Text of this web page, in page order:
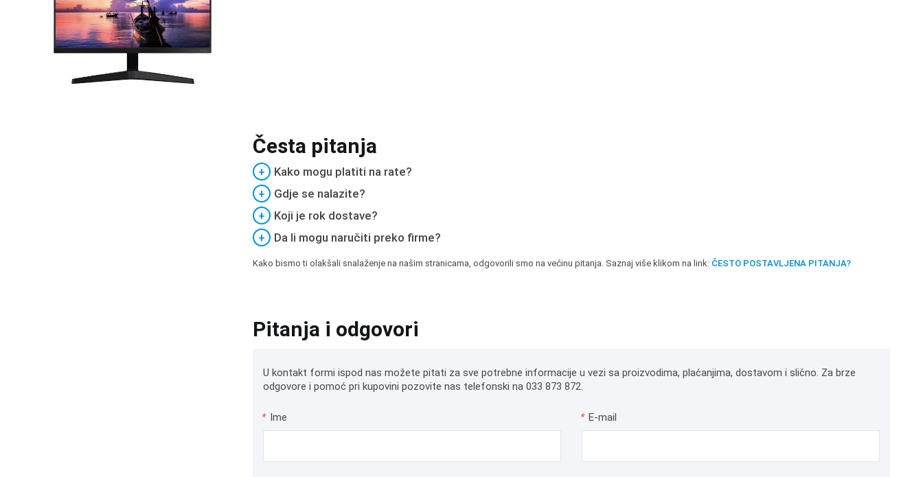
Česta pitanja
+
Kako mogu platiti na rate?
+
Gdje se nalazite?
+
Koji je rok dostave?
+
Da li mogu naručiti preko firme?
Kako bismo ti olakšali snalaženje na našim stranicama, odgovorili smo na većinu pitanja. Saznaj više klikom na link: ČESTO POSTAVLJENA PITANJA?
Pitanja i odgovori
U kontakt formi ispod nas možete pitati za sve potrebne informacije u vezi sa proizvodima, plaćanjima, dostavom i slično. Za brze
odgovore i pomoć pri kupovini pozovite nas telefonski na 033 873 872.
* Ime * E-mail